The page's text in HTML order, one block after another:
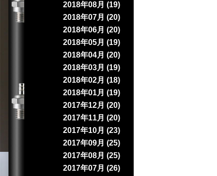
2018年08月 (19)
2018年07月 (20)
2018年06月 (20)
2018年05月 (19)
2018年04月 (20)
2018年03月 (19)
2018年02月 (18)
2018年01月 (19)
2017年12月 (20)
2017年11月 (20)
2017年10月 (23)
2017年09月 (25)
2017年08月 (25)
2017年07月 (26)